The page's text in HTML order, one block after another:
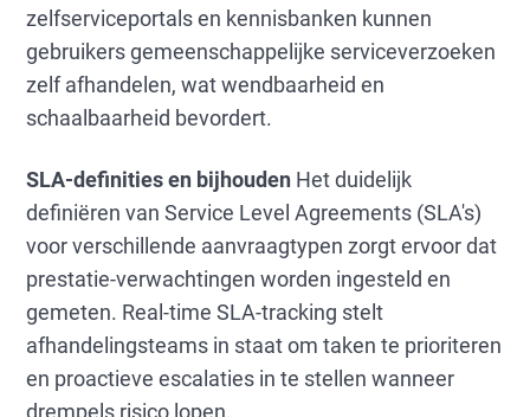
zelfserviceportals en kennisbanken kunnen
gebruikers gemeenschappelijke serviceverzoeken
zelf afhandelen, wat wendbaarheid en
schaalbaarheid bevordert.
SLA-definities en bijhouden Het duidelijk
definiëren van Service Level Agreements (SLA's)
voor verschillende aanvraagtypen zorgt ervoor dat
prestatie-verwachtingen worden ingesteld en
gemeten. Real-time SLA-tracking stelt
afhandelingsteams in staat om taken te prioriteren
en proactieve escalaties in te stellen wanneer